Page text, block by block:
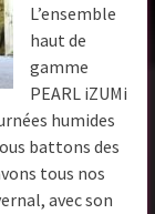
L’ensemble
haut de
gamme
PEARL iZUMi
humides
battons des
tous nos
avec son